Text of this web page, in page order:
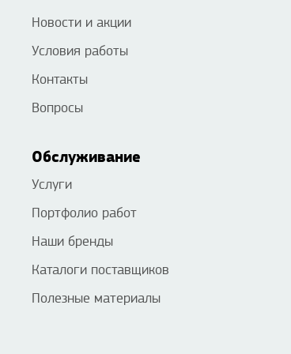
Новости и акции
Условия работы
Контакты
Вопросы
Обслуживание
Услуги
Портфолио работ
Наши бренды
Каталоги поставщиков
Полезные материалы